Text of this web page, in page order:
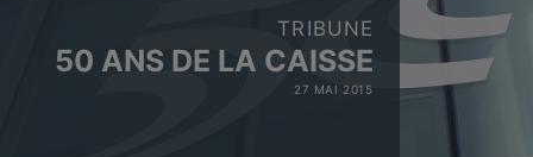
TRIBUNE
50 ANS DE LA CAISSE
27 MAI 2015